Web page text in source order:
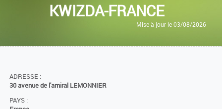
KWIZDA-FRANCE
Mise à jour le 03/08/2026
ADRESSE :
30 avenue de l'amiral LEMONNIER
PAYS :